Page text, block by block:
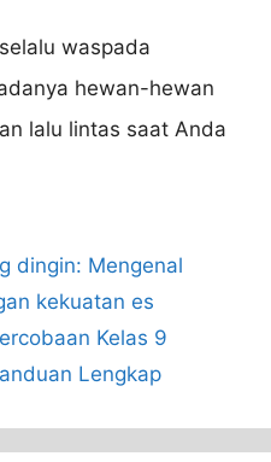
waspada
hewan-hewan
lalu lintas saat Anda
dingin: Mengenal
kekuatan es
Kelas 9
Lengkap